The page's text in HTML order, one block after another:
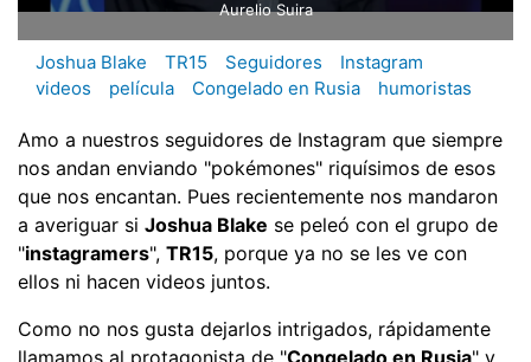
Aurelio Suira
Joshua Blake TR15 Seguidores
Instagram
videos
película Congelado en Rusia humoristas
Amo a nuestros seguidores de Instagram que siempre
nos andan enviando "pokémones" riquísimos de esos
que nos encantan. Pues recientemente nos mandaron
a averiguar si Joshua Blake se peleó con el grupo de
"instagramers", TR15, porque ya no se les ve con
ellos ni hacen videos juntos.
Como no nos gusta dejarlos intrigados, rápidamente
llamamos al protagonista de "Congelado en Rusia" y